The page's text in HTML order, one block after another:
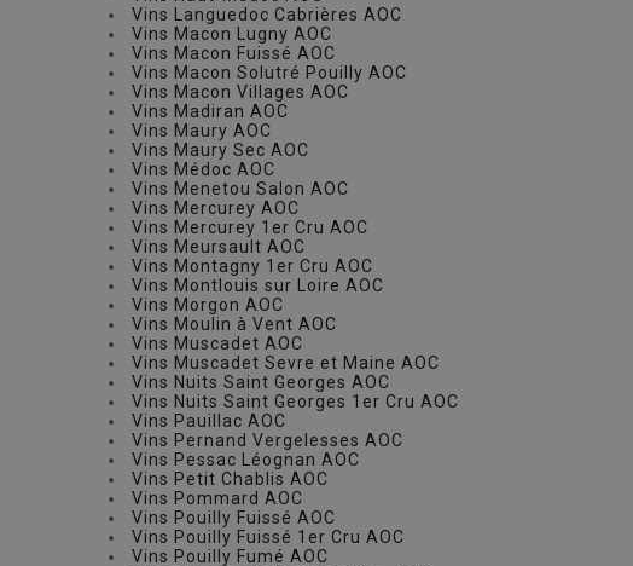
Vins Languedoc Cabrières AOC
Vins Macon Lugny AOC
Vins Macon Fuissé AOC
Vins Macon Solutré Pouilly AOC
Vins Macon Villages AOC
Vins Madiran AOC
Vins Maury AOC
Vins Maury Sec AOC
Vins Médoc AOC
Vins Menetou Salon AOC
Vins Mercurey AOC
Vins Mercurey 1er Cru AOC
Vins Meursault AOC
Vins Montagny 1er Cru AOC
Vins Montlouis sur Loire AOC
Vins Morgon AOC
Vins Moulin à Vent AOC
Vins Muscadet AOC
Vins Muscadet Sevre et Maine AOC
Vins Nuits Saint Georges AOC
Vins Nuits Saint Georges 1er Cru AOC
Vins Pauillac AOC
Vins Pernand Vergelesses AOC
Vins Pessac Léognan AOC
Vins Petit Chablis AOC
Vins Pommard AOC
Vins Pouilly Fuissé AOC
Vins Pouilly Fuissé 1er Cru AOC
Vins Pouilly Fumé AOC